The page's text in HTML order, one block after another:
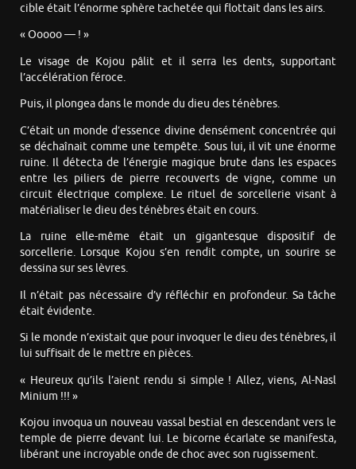
cible était l’énorme sphère tachetée qui flottait dans les airs.
« Ooooo — ! »
Le visage de Kojou pâlit et il serra les dents, supportant
l’accélération féroce.
Puis, il plongea dans le monde du dieu des ténèbres.
C’était un monde d’essence divine densément concentrée qui
se déchaînait comme une tempête. Sous lui, il vit une énorme
ruine. Il détecta de l’énergie magique brute dans les espaces
entre les piliers de pierre recouverts de vigne, comme un
circuit électrique complexe. Le rituel de sorcellerie visant à
matérialiser le dieu des ténèbres était en cours.
La ruine elle-même était un gigantesque dispositif de
sorcellerie. Lorsque Kojou s’en rendit compte, un sourire se
dessina sur ses lèvres.
Il n’était pas nécessaire d’y réfléchir en profondeur. Sa tâche
était évidente.
Si le monde n’existait que pour invoquer le dieu des ténèbres, il
lui suffisait de le mettre en pièces.
« Heureux qu’ils l’aient rendu si simple ! Allez, viens, Al-Nasl
Minium !!! »
Kojou invoqua un nouveau vassal bestial en descendant vers le
temple de pierre devant lui. Le bicorne écarlate se manifesta,
libérant une incroyable onde de choc avec son rugissement.